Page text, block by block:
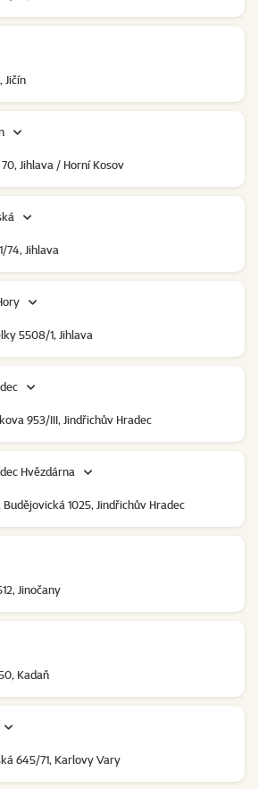
Jičín
Jihlava / Horní Kosov
74, Jihlava
5508/1, Jihlava
953/III, Jindřichův Hradec
Hvězdárna
Budějovická 1025, Jindřichův Hradec
Jinočany
Kadaň
645/71, Karlovy Vary